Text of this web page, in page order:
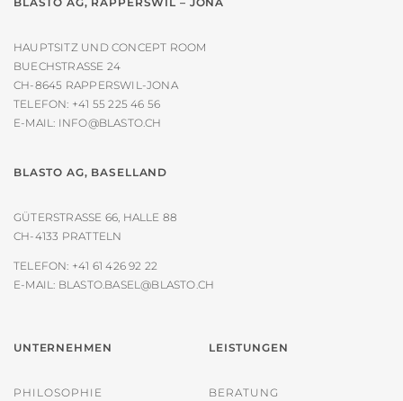
HAUPTSITZ UND CONCEPT ROOM
BUECHSTRASSE 24
CH-8645 RAPPERSWIL-JONA
TELEFON: +41 55 225 46 56
E-MAIL: INFO@BLASTO.CH
BLASTO AG, BASELLAND
GÜTERSTRASSE 66, HALLE 88
CH-4133 PRATTELN
TELEFON: +41 61 426 92 22
E-MAIL: BLASTO.BASEL@BLASTO.CH
UNTERNEHMEN
PHILOSOPHIE
LEISTUNGEN
BERATUNG